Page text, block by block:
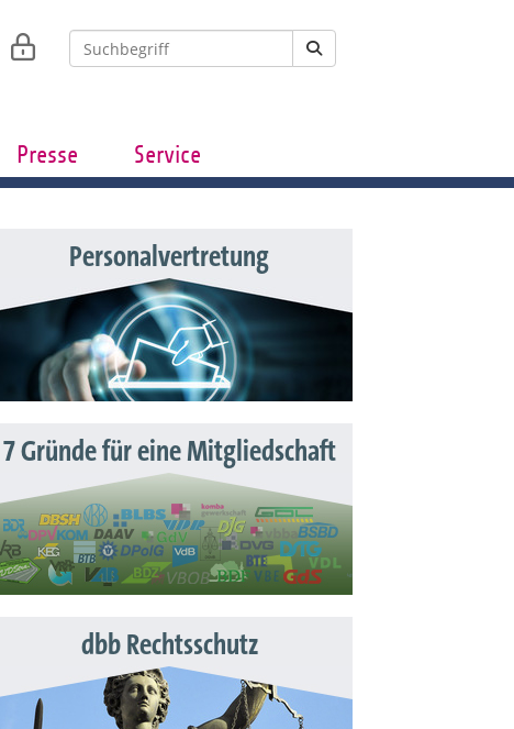
Presse Service
Personalvertretung
7 Gründe für eine Mitgliedschaft
dbb Rechtsschutz